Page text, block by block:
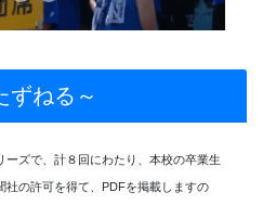
ずねる～
ズで、計８回にわたり、本校の卒業生
の許可を得て、PDFを掲載しますの